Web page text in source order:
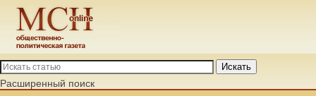
Искать
Расширенный поиск